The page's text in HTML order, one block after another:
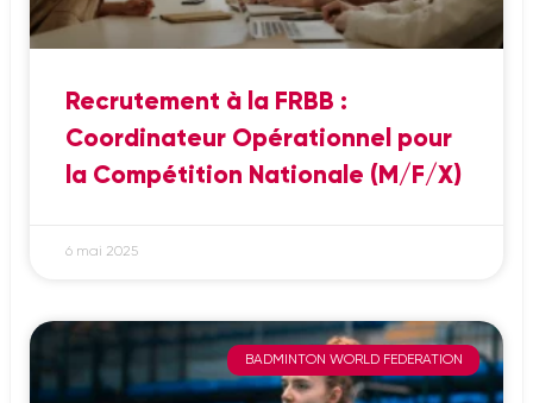
Recrutement à la FRBB :
Coordinateur Opérationnel pour
la Compétition Nationale (M/F/X)
6 mai 2025
BADMINTON WORLD FEDERATION